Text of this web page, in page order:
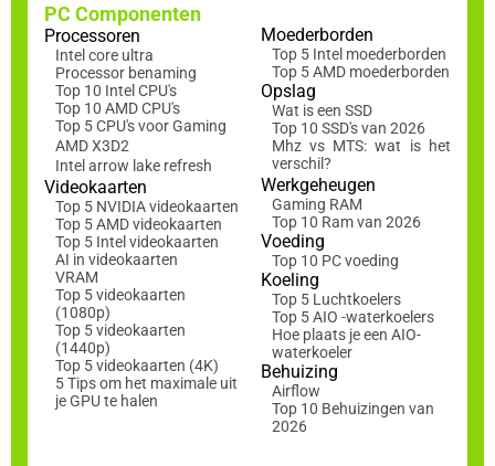
PC Componenten
Processoren
Intel core ultra
Processor benaming
Top 10 Intel CPU's
Top 10 AMD CPU's
Top 5 CPU's voor Gaming
AMD X3D2
Intel arrow lake refresh
Videokaarten
Top 5 NVIDIA videokaarten
Top 5 AMD videokaarten
Top 5 Intel videokaarten
AI in videokaarten
VRAM
Top 5 videokaarten
(1080p)
Top 5 videokaarten
(1440p)
Top 5 videokaarten (4K)
5 Tips om het maximale uit
je GPU te halen
Moederborden
Top 5 Intel moederborden
Top 5 AMD moederborden
Opslag
Wat is een SSD
Top 10 SSD's van 2026
Mhz vs MTS: wat is het
verschil?
Werkgeheugen
Gaming RAM
Top 10 Ram van 2026
Voeding
Top 10 PC voeding
Koeling
Top 5 Luchtkoelers
Top 5 AIO -waterkoelers
Hoe plaats je een AIO-
waterkoeler
Behuizing
Airflow
Top 10 Behuizingen van
2026